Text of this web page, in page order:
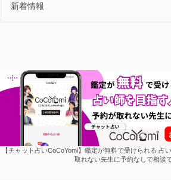
新着情報
【チャット占いCoCoYomi】鑑定が無料で受けられる 占
取れない先生に予約なしで相談